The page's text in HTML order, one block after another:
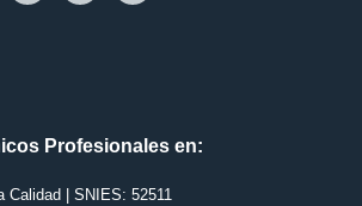
Profesionales en:
Calidad | SNIES: 52511